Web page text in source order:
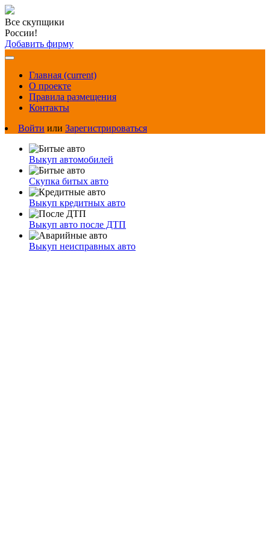
Все скупщики
России!
Добавить фирму
Главная (current)
О проекте
Правила размещения
Контакты
Войти или Зарегистрироваться
Выкуп автомобилей
Скупка битых авто
Выкуп кредитных авто
Выкуп авто после ДТП
Выкуп неисправных авто